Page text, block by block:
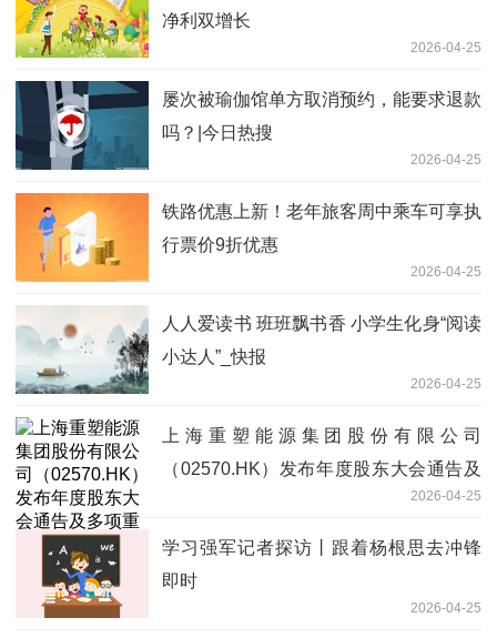
净利双增长
2026-04-25
屡次被瑜伽馆单方取消预约，能要求退款
吗？|今日热搜
2026-04-25
铁路优惠上新！老年旅客周中乘车可享执
行票价9折优惠
2026-04-25
人人爱读书 班班飘书香 小学生化身“阅读
小达人”_快报
2026-04-25
上海重塑能源集团股份有限公司
（02570.HK）发布年度股东大会通告及
2026-04-25
学习强军记者探访丨跟着杨根思去冲锋
即时
2026-04-25